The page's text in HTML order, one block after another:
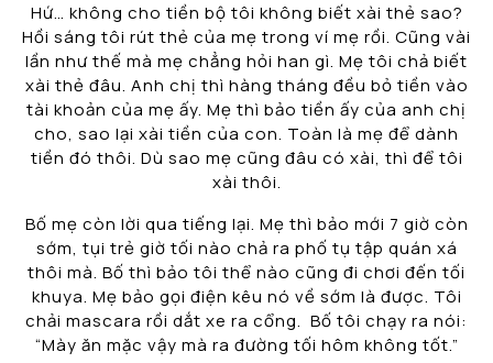
Hứ… không cho tiền bộ tôi không biết xài thẻ sao?
Hồi sáng tôi rút thẻ của mẹ trong ví mẹ rồi. Cũng vài
lần như thế mà mẹ chẳng hỏi han gì. Mẹ tôi chả biết
xài thẻ đâu. Anh chị thì hàng tháng đều bỏ tiền vào
tài khoản của mẹ ấy. Mẹ thì bảo tiền ấy của anh chị
cho, sao lại xài tiền của con. Toàn là mẹ để dành
tiền đó thôi. Dù sao mẹ cũng đâu có xài, thì để tôi
xài thôi.
Bố mẹ còn lời qua tiếng lại. Mẹ thì bảo mới 7 giờ còn
sớm, tụi trẻ giờ tối nào chả ra phố tụ tập quán xá
thôi mà. Bố thì bảo tôi thể nào cũng đi chơi đến tối
khuya. Mẹ bảo gọi điện kêu nó về sớm là được. Tôi
chải mascara rồi dắt xe ra cổng. Bố tôi chạy ra nói:
“Mày ăn mặc vậy mà ra đường tối hôm không tốt.”